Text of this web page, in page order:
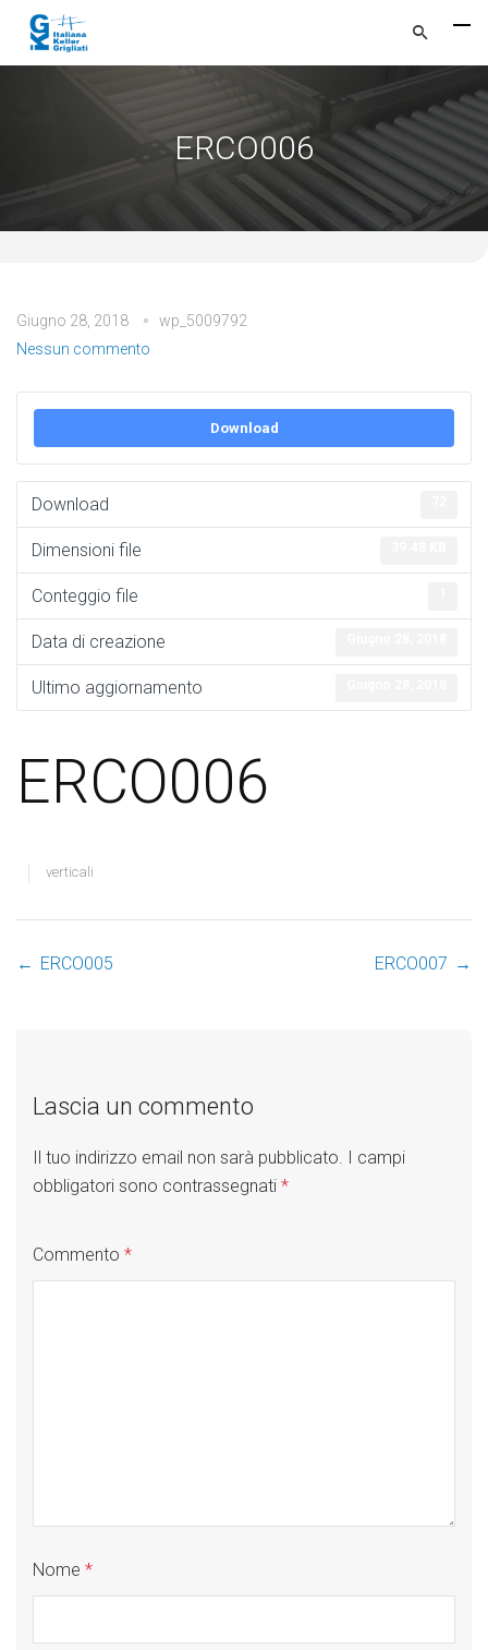
ERCO006
Giugno 28, 2018
wp_5009792
Nessun commento
Download
Download
Dimensioni file
Conteggio file
Data di creazione
Ultimo aggiornamento
ERCO006
verticali
Post
← ERCO005 ERCO007 →
Lascia un commento
Il tuo indirizzo email non sarà pubblicato.
I campi
obbligatori sono contrassegnati *
Commento *
Nome *